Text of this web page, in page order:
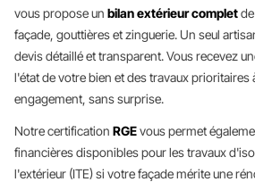
vous propose un bilan extérieur complet
façade, gouttières et zinguerie. Un seul
devis détaillé et transparent. Vous recevez
l'état de votre bien et des travaux
engagement, sans surprise.
Notre certification RGEvous permet
financières disponibles pour les travaux
l'extérieur (ITE) si votre façade mérite une